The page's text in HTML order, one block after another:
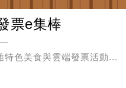
票e集棒
特色美食與雲端發票活動...